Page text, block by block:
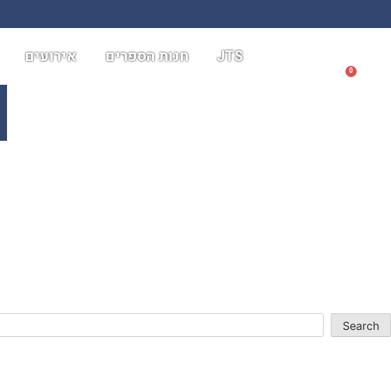
אירועים חנות הספרים JTS
0
Search